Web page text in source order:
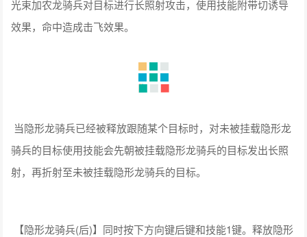
骑兵的目标使用技能会先朝被挂载隐形龙骑兵的目标发出长照